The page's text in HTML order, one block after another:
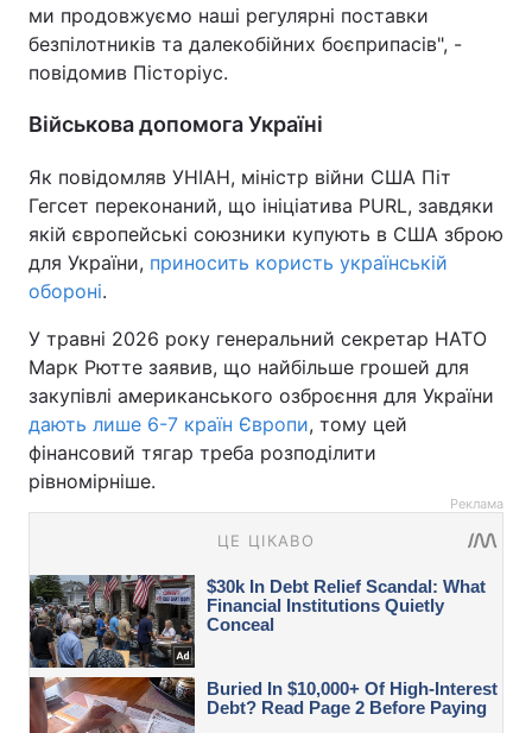
ми продовжуємо наші регулярні поставки
безпілотників та далекобійних боєприпасів", -
повідомив Пісторіус.
Військова допомога Україні
Як повідомляв УНІАН, міністр війни США Піт
Гегсет переконаний, що ініціатива PURL, завдяки
якій європейські союзники купують в США зброю
для України, приносить користь українській
обороні.
У травні 2026 року генеральний секретар НАТО
Марк Рютте заявив, що найбільше грошей для
закупівлі американського озброєння для України
дають лише 6-7 країн Європи, тому цей
фінансовий тягар треба розподілити
рівномірніше.
Реклама